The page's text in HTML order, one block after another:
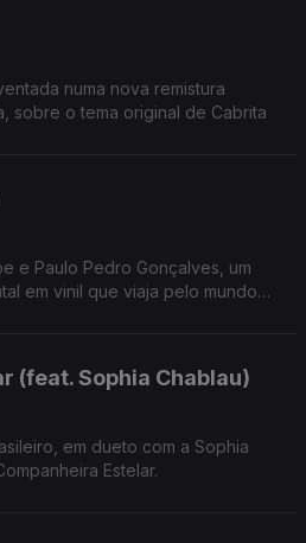
numa nova remistura
sobre o tema original de Cabrita
e Paulo Pedro Gonçalves, um
em vinil que viaja pelo mundo
(feat. Sophia Chablau)
em dueto com a Sophia
Estelar.